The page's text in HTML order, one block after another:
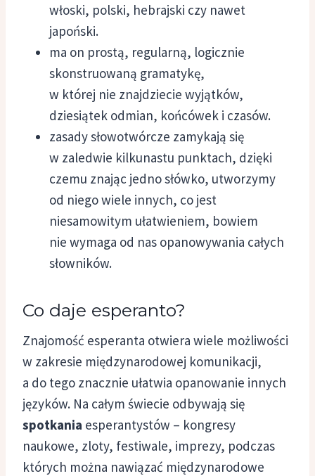
włoski, polski, hebrajski czy nawet
japoński.
ma on prostą, regularną, logicznie
skonstruowaną gramatykę,
w której nie znajdziecie wyjątków,
dziesiątek odmian, końcówek i czasów.
zasady słowotwórcze zamykają się
w zaledwie kilkunastu punktach, dzięki
czemu znając jedno słówko, utworzymy
od niego wiele innych, co jest
niesamowitym ułatwieniem, bowiem
nie wymaga od nas opanowywania całych
słowników.
Co daje esperanto?
Znajomość esperanta otwiera wiele możliwości
w zakresie międzynarodowej komunikacji,
a do tego znacznie ułatwia opanowanie innych
języków. Na całym świecie odbywają się
spotkania esperantystów – kongresy
naukowe, zloty, festiwale, imprezy, podczas
których można nawiązać międzynarodowe